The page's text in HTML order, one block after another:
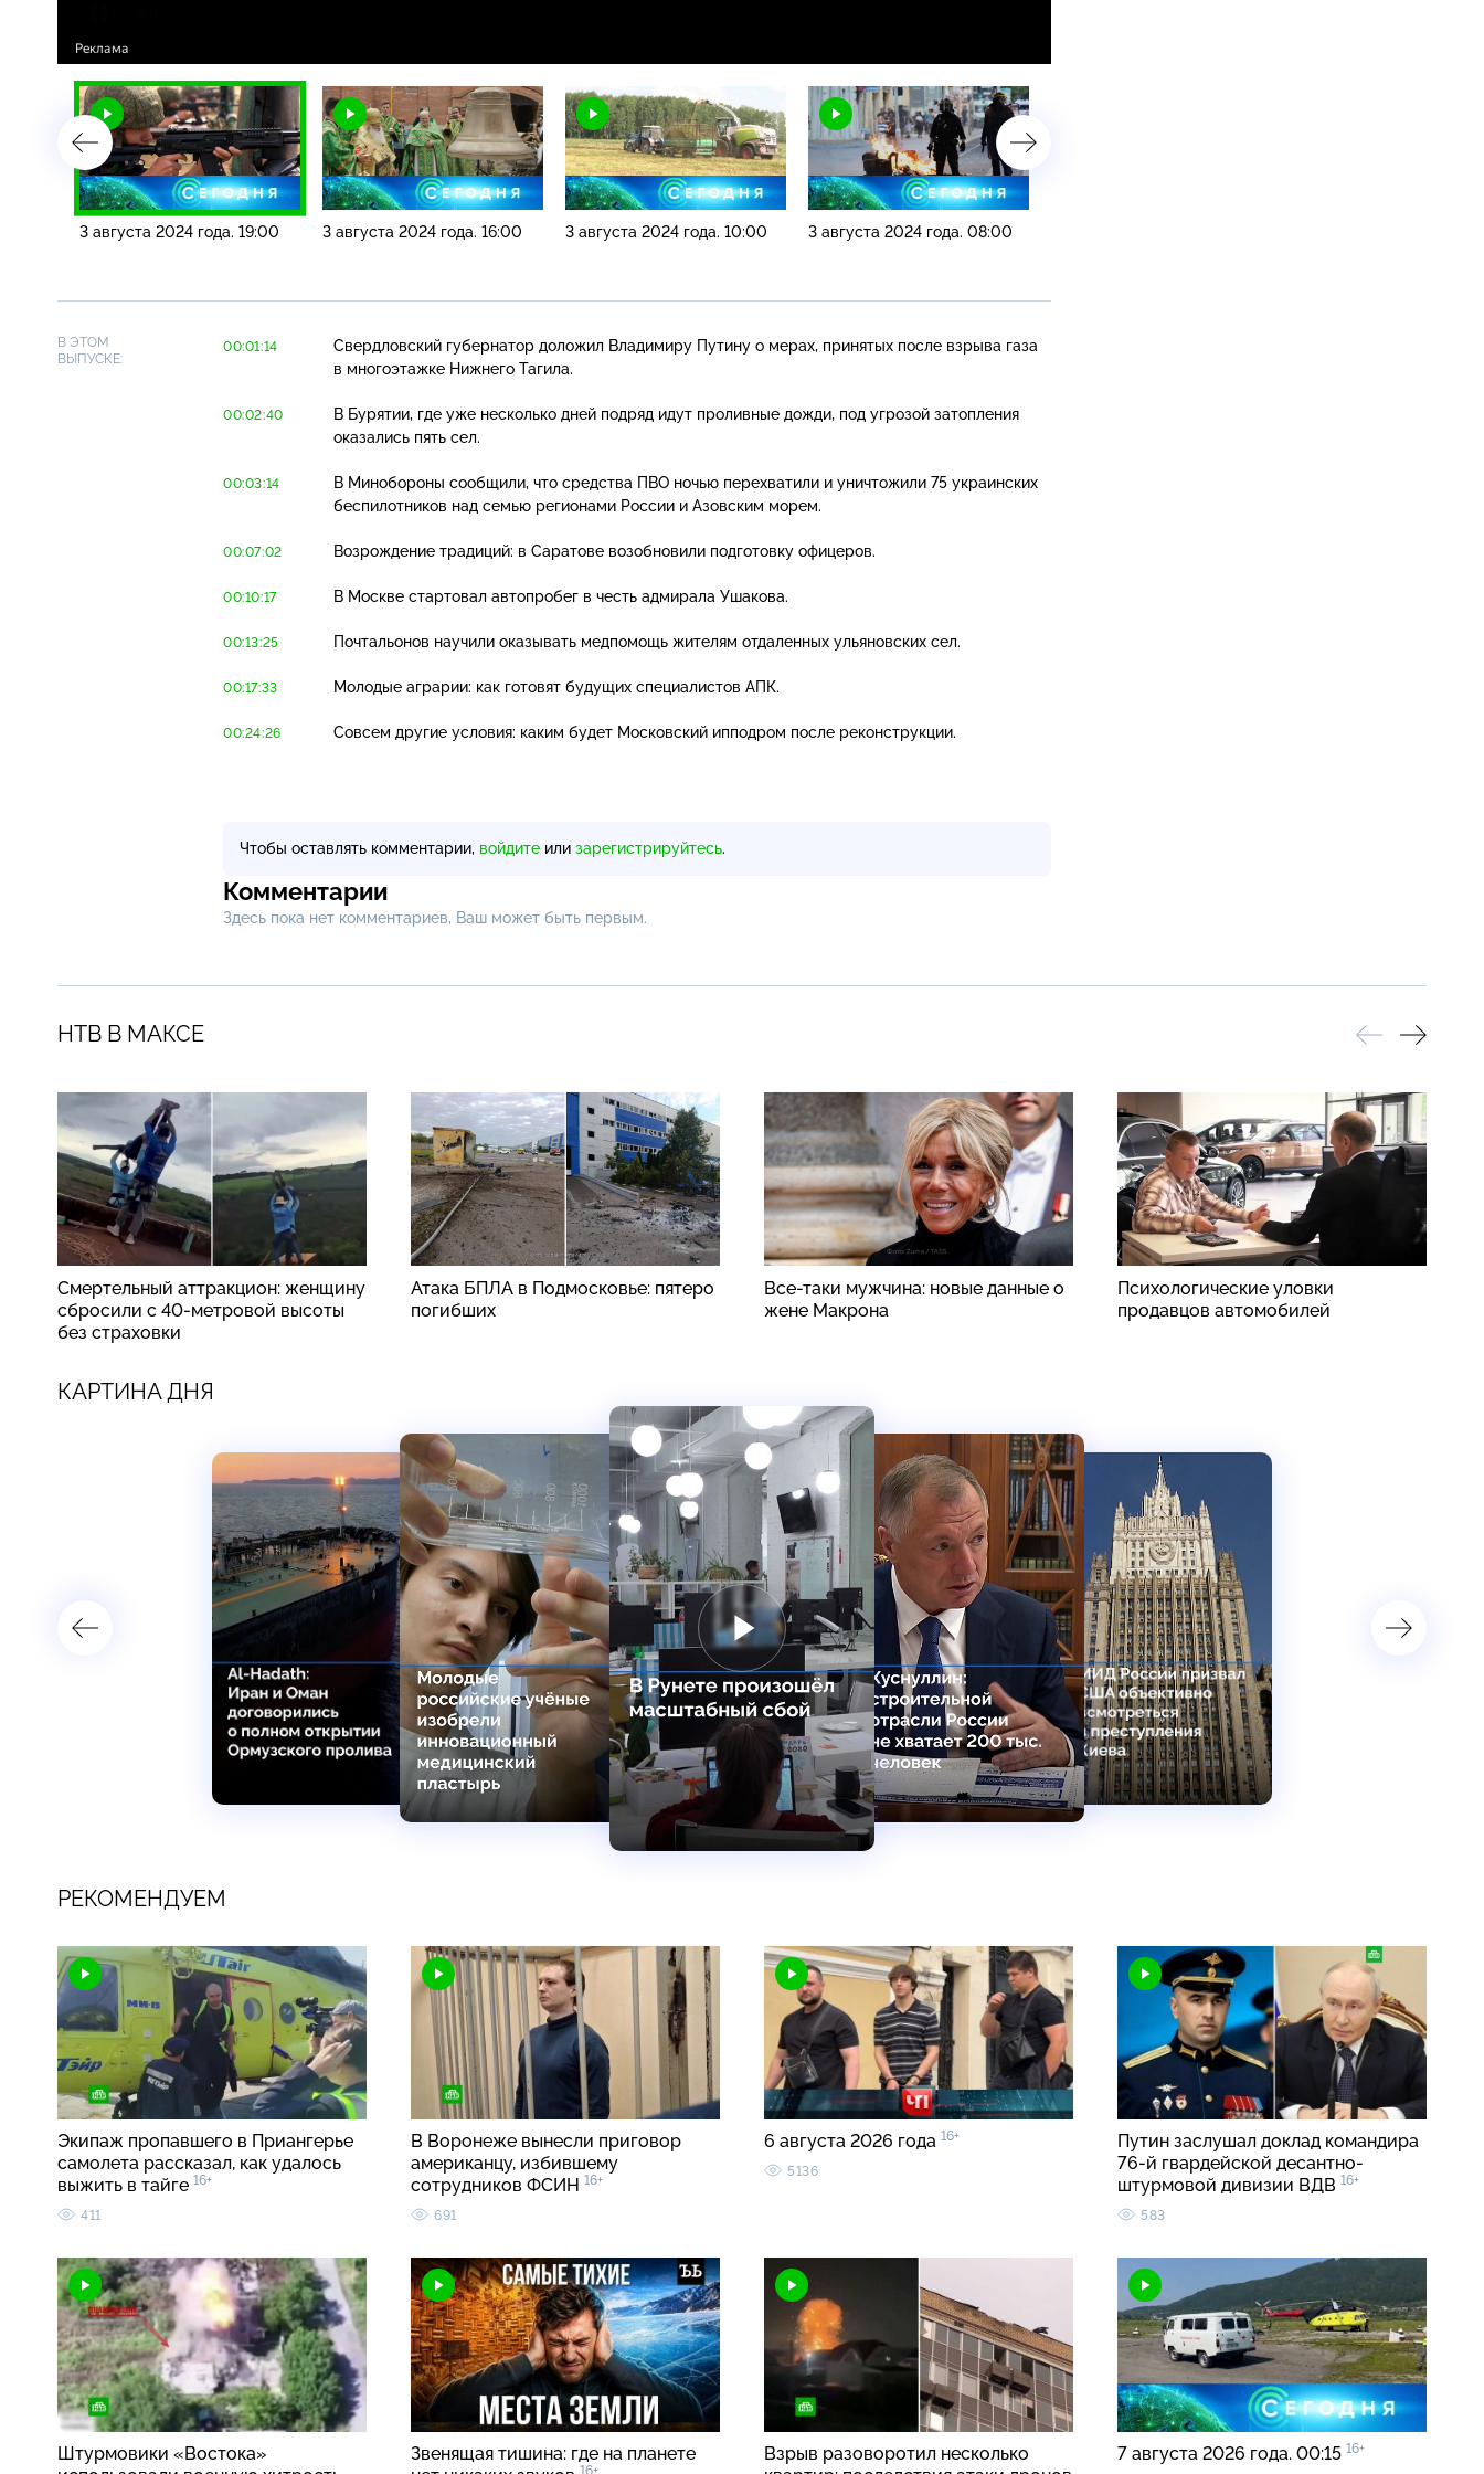
3 августа 2024 года. 19:00 3 августа 2024 года. 16:00 3 августа 2024 года. 10:00 3 августа 2024 года. 08:00
В ЭТОМ
ВЫПУСКЕ:
00:01:14
Свердловский губернатор доложил Владимиру Путину о мерах, принятых после взрыва газа
в многоэтажке Нижнего Тагила.
00:02:40
В Бурятии, где уже несколько дней подряд идут проливные дожди, под угрозой затопления
оказались пять сел.
00:03:14
В Минобороны сообщили, что средства ПВО ночью перехватили и уничтожили 75 украинских
беспилотников над семью регионами России и Азовским морем.
00:07:02 Возрождение традиций: в Саратове возобновили подготовку офицеров.
00:10:17 В Москве стартовал автопробег в честь адмирала Ушакова.
00:13:25 Почтальонов научили оказывать медпомощь жителям отдаленных ульяновских сел.
00:17:33 Молодые аграрии: как готовят будущих специалистов АПК.
00:24:26 Совсем другие условия: каким будет Московский ипподром после реконструкции.
Чтобы оставлять комментарии, войдите или зарегистрируйтесь.
Комментарии
Здесь пока нет комментариев, Ваш может быть первым.
НТВ В МАКСЕ
Смертельный аттракцион: женщину
сбросили с 40-метровой высоты
без страховки
Атака БПЛА в Подмосковье: пятеро
погибших
Все-таки мужчина: новые данные о
жене Макрона
Психологические уловки
продавцов автомобилей
КАРТИНА ДНЯ
РЕКОМЕНДУЕМ
Экипаж пропавшего в Приангерье
самолета рассказал, как удалось
выжить в тайге 16+
411
В Воронеже вынесли приговор
американцу, избившему
сотрудников ФСИН 16+
691
6 августа 2026 года 16+
5136
Путин заслушал доклад командира
76-й гвардейской десантно-
штурмовой дивизии ВДВ 16+
583
Штурмовики «Востока»
Звенящая тишина: где на планете
16+
Взрыв разоворотил несколько
7 августа 2026 года. 00:15 16+